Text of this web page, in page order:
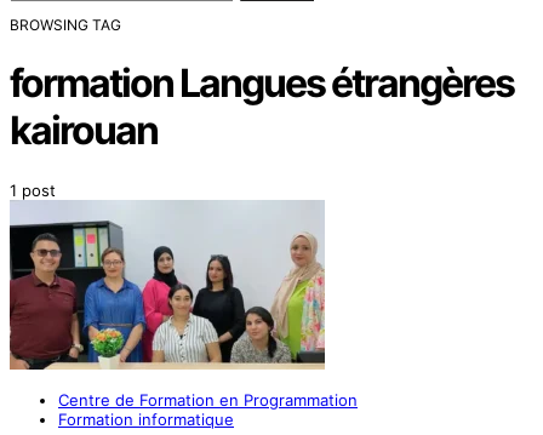
BROWSING TAG
formation Langues étrangères
kairouan
1 post
Centre de Formation en Programmation
Formation informatique